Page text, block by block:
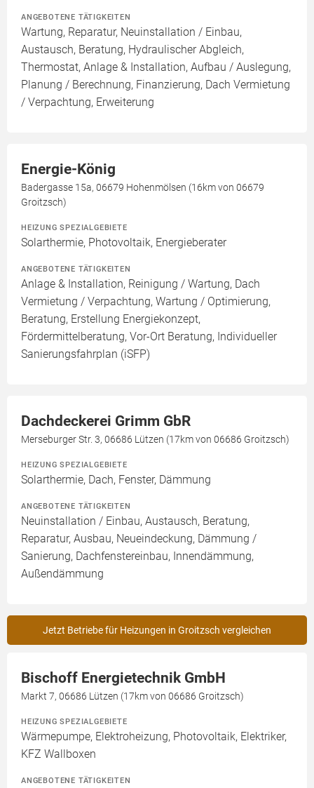
ANGEBOTENE TÄTIGKEITEN
Wartung, Reparatur, Neuinstallation / Einbau,
Austausch, Beratung, Hydraulischer Abgleich,
Thermostat, Anlage & Installation, Aufbau / Auslegung,
Planung / Berechnung, Finanzierung, Dach Vermietung
/ Verpachtung, Erweiterung
Energie-König
Badergasse 15a, 06679 Hohenmölsen (16km von 06679
Groitzsch)
HEIZUNG SPEZIALGEBIETE
Solarthermie, Photovoltaik, Energieberater
ANGEBOTENE TÄTIGKEITEN
Anlage & Installation, Reinigung / Wartung, Dach
Vermietung / Verpachtung, Wartung / Optimierung,
Beratung, Erstellung Energiekonzept,
Fördermittelberatung, Vor-Ort Beratung, Individueller
Sanierungsfahrplan (iSFP)
Dachdeckerei Grimm GbR
Merseburger Str. 3, 06686 Lützen (17km von 06686 Groitzsch)
HEIZUNG SPEZIALGEBIETE
Solarthermie, Dach, Fenster, Dämmung
ANGEBOTENE TÄTIGKEITEN
Neuinstallation / Einbau, Austausch, Beratung,
Reparatur, Ausbau, Neueindeckung, Dämmung /
Sanierung, Dachfenstereinbau, Innendämmung,
Außendämmung
Jetzt Betriebe für Heizungen in Groitzsch vergleichen
Bischoff Energietechnik GmbH
Markt 7, 06686 Lützen (17km von 06686 Groitzsch)
HEIZUNG SPEZIALGEBIETE
Wärmepumpe, Elektroheizung, Photovoltaik, Elektriker,
KFZ Wallboxen
ANGEBOTENE TÄTIGKEITEN